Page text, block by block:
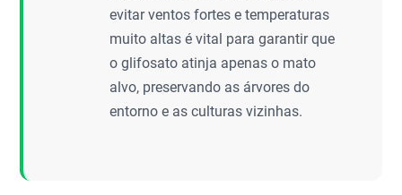
evitar ventos fortes e temperaturas
muito altas é vital para garantir que
o glifosato atinja apenas o mato
alvo, preservando as árvores do
entorno e as culturas vizinhas.